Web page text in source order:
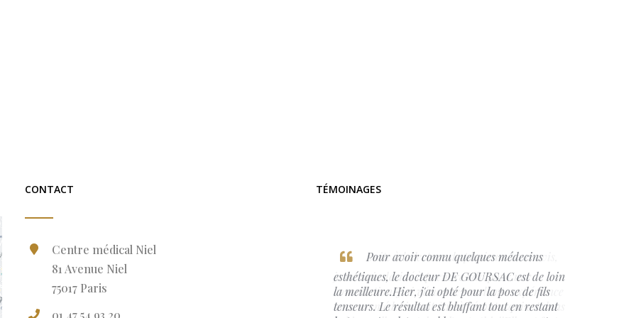
CONTACT
Centre médical Niel
81 Avenue Niel
75017 Paris
01 47 54 93 20
TÉMOINAGES
Pour avoir connu quelques médecins
esthétiques, le docteur DE GOURSAC est de loin
la meilleure.Hier, j'ai opté pour la pose de fils
tenseurs. Le résultat est bluffant tout en restant